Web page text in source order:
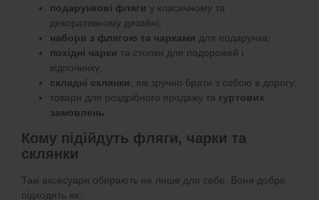
подарункові фляги у класичному та
декоративному дизайні;
набори з флягою та чарками для подарунка;
похідні чарки та стопки для подорожей і
відпочинку;
складні склянки, які зручно брати з собою в дорогу;
товари для роздрібного продажу та гуртових
замовлень.
Кому підійдуть фляги, чарки та
склянки
Такі аксесуари обирають не лише для себе. Вони добре
підходять як: